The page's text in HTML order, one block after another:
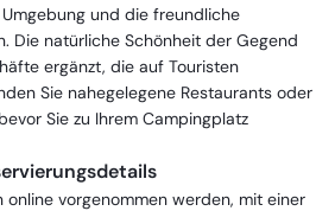
und die freundliche
Die natürliche Schönheit der Gegend
ergänzt, die auf Touristen
Sie nahegelegene Restaurants oder
Sie zu Ihrem Campingplatz
online vorgenommen werden, mit einer